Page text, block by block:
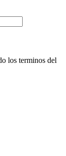
los terminos del